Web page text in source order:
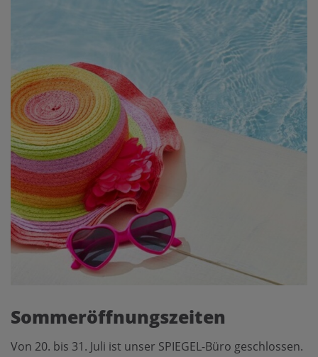
Sommeröffnungszeiten
Von 20. bis 31. Juli ist unser SPIEGEL-Büro geschlossen.